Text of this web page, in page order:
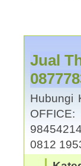
Jual
Hubungi
0812